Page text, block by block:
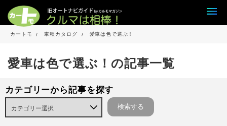
カートモ 車種カタログ 愛車は色で選ぶ！
愛車は色で選ぶ！の記事一覧
カテゴリーから記事を探す